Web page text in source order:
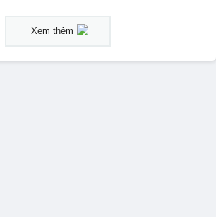
Xem thêm